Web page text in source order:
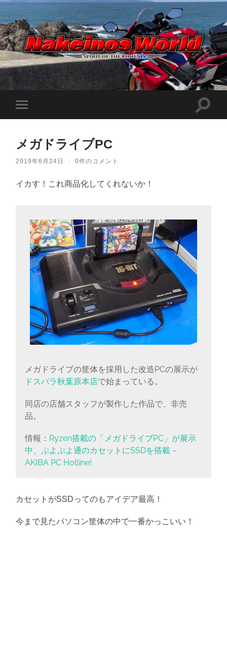
Nakeinos
world
ノ
|
や
ら
適
当
に
書
く
ブ
ロ
グ
バ
ル
メ
ニ
ュ
切
る
検
メガドライブPC
2019年6月24日 / 0件のコメント
イカす！これ商品化してくれないか！
メガドライブの筐体を採用した改造PCの展示が
ドスパラ秋葉原本店で始まっている。
同店の店舗スタッフが製作した作品で、非売
品。
情報： Ryzen搭載の「メガドライブPC」が展示
中、ぷよぷよ通のカセットにSSDを搭載 –
AKIBA PC Hotline!
カセットがSSDってのもアイデア最高！
今まで見たパソコン筐体の中で一番かっこいい！